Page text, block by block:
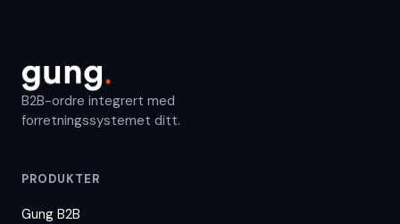
B2B-ordre integrert med
forretningssystemet ditt.
PRODUKTER
Gung B2B